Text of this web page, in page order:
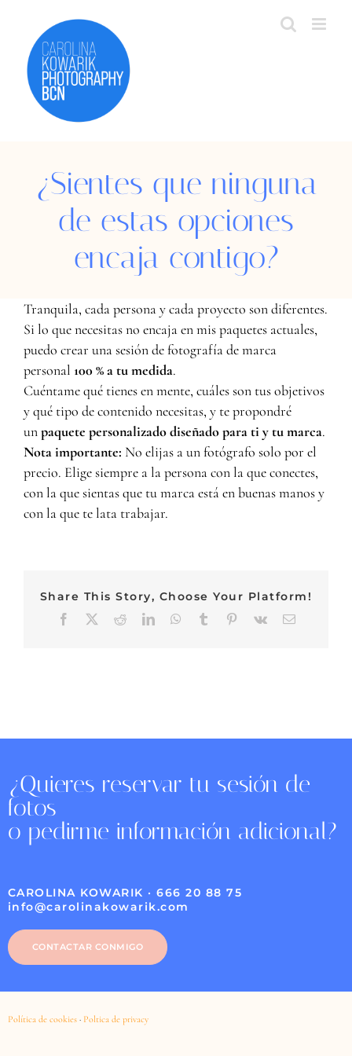
content
¿Sientes que ninguna
de estas opciones
encaja contigo?
Tranquila, cada persona y cada proyecto son diferentes.
Si lo que necesitas no encaja en mis paquetes actuales,
puedo crear una sesión de fotografía de marca
personal 100 % a tu medida.
Cuéntame qué tienes en mente, cuáles son tus objetivos
y qué tipo de contenido necesitas, y te propondré
unpaquete personalizado diseñado para ti y tu marca.
Nota importante: No elijas a un fotógrafo solo por el
precio. Elige siempre a la persona con la que conectes,
con la que sientas que tu marca está en buenas manos y
con la que te lata trabajar.
Share This Story, Choose Your Platform!
Facebook RedditLinkedInWhatsApp
Tumblr Pinterest
Vk Email
¿Quieres reservar tu sesión de
fotos
o pedirme información adicional?
CAROLINA KOWARIK · 666 20 88 75
info@carolinakowarik.com
CONTACTAR CONMIGO
Política de cookies· Poltica de privacy